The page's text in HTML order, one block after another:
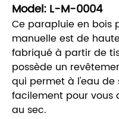
Model: L-M-0004
Ce parapluie en bois
manuelle est de
fabriqué à partir de
possède un
qui permet à l'eau de
facilement pour vous
au sec.